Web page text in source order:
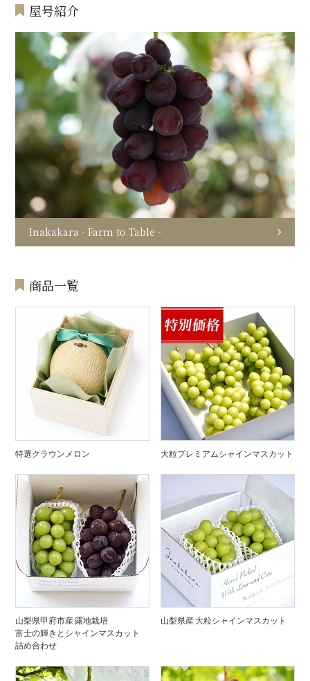
屋号紹介
Inakakara - Farm to Table -
商品一覧
特選クラウンメロン 大粒プレミアムシャインマスカット
山梨県甲府市産 露地栽培
富士の輝きとシャインマスカット
詰め合わせ
山梨県産 大粒シャインマスカット